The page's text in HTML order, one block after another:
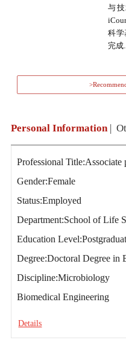
与
科学
完成
Personal Information|
Professional Title:Associate
Gender:Female
Status:Employed
Department:School of Life
Education
Degree:Doctoral Degree in
Discipline:Microbiology
Biomedical Engineering
Details